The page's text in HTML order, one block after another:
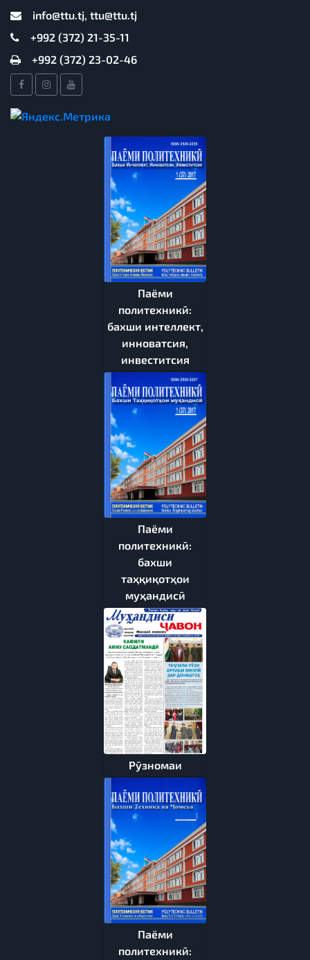
info@ttu.tj, ttu@ttu.tj
+992 (372) 21-35-11
+992 (372) 23-02-46
Паёми
политехникӣ:
бахши интеллект,
инноватсия,
инвеститсия
Паёми
политехникӣ:
бахши
таҳқиқотҳои
муҳандисӣ
Рӯзномаи
Паёми
политехникӣ: